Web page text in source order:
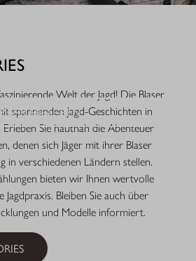
JAGDERFOLG
ERFAHREN
Welt der Jagd! Die Blaser
spannenden Jagd-Geschichten in
Sie hautnah die Abenteuer
denen sich Jäger mit ihrer Blaser
in verschiedenen Ländern stellen.
bieten wir Ihnen wertvolle
Bleiben Sie auch über
und Modelle informiert.